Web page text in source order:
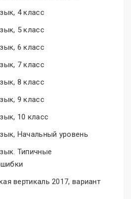
4 класс
5 класс
6 класс
7 класс
8 класс
9 класс
10 класс
Начальный уровень
Типичные
вертикаль 2017, вариант